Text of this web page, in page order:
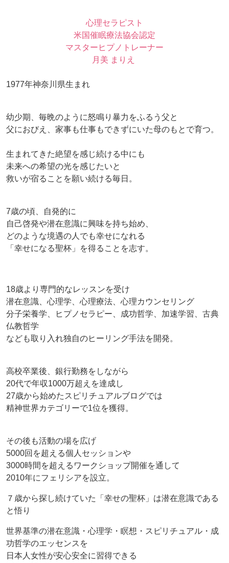
心理セラピスト
米国催眠療法協会認定
マスターヒプノトレーナー
月美 まりえ
1977年神奈川県生まれ
幼少期、毎晩のように怒鳴り暴力をふるう父と
父におびえ、家事も仕事もできずにいた母のもとで育つ。
生まれてきた絶望を感じ続ける中にも
未来への希望の光を感じたいと
救いが宿ることを願い続ける毎日。
7歳の頃、自発的に
自己啓発や潜在意識に興味を持ち始め、
どのような境遇の人でも幸せになれる
「幸せになる聖杯」を得ることを志す。
18歳より専門的なレッスンを受け
潜在意識、心理学、心理療法、心理カウンセリング
分子栄養学、ヒプノセラピー、成功哲学、加速学習、古典
仏教哲学
なども取り入れ独自のヒーリング手法を開発。
高校卒業後、銀行勤務をしながら
20代で年収1000万超えを達成し
27歳から始めたスピリチュアルブログでは
精神世界カテゴリーで1位を獲得。
その後も活動の場を広げ
5000回を超える個人セッションや
3000時間を超えるワークショップ開催を通して
2010年にフェリシアを設立。
７歳から探し続けていた「幸せの聖杯」は潜在意識である
と悟り
世界基準の潜在意識・心理学・瞑想・スピリチュアル・成
功哲学のエッセンスを
日本人女性が安心安全に習得できる